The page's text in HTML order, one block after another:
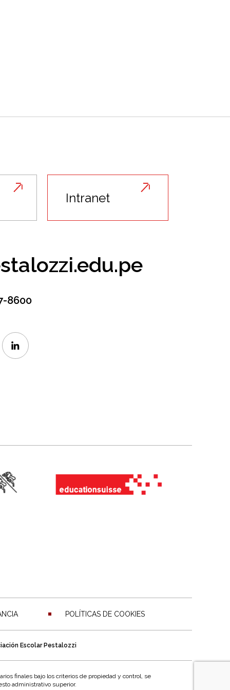
Intranet
8600
POLÍTICAS DE COOKIES
Escolar Pestalozzi
finales bajo los criterios de propiedad y control, se
administrativo superior.